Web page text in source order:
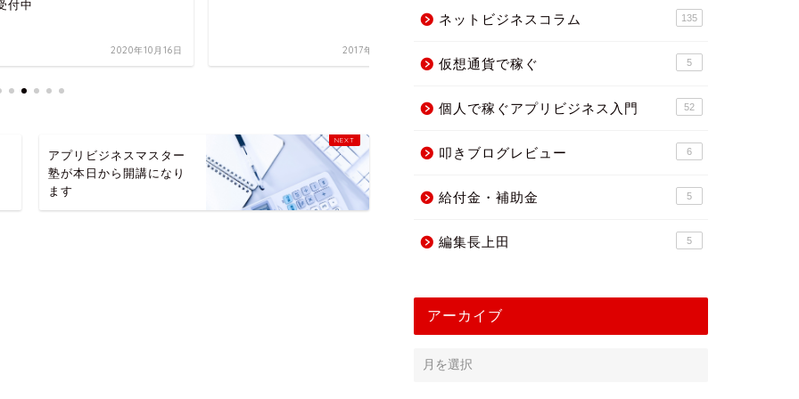
2020年10月16日 2017年8月10日
アプリビジネスマスター
塾が本日から開講になり
ます
ネットビジネスコラム 135
仮想通貨で稼ぐ 5
個人で稼ぐアプリビジネス入門 52
叩きブログレビュー 6
給付金・補助金 5
編集長上田 5
アーカイブ